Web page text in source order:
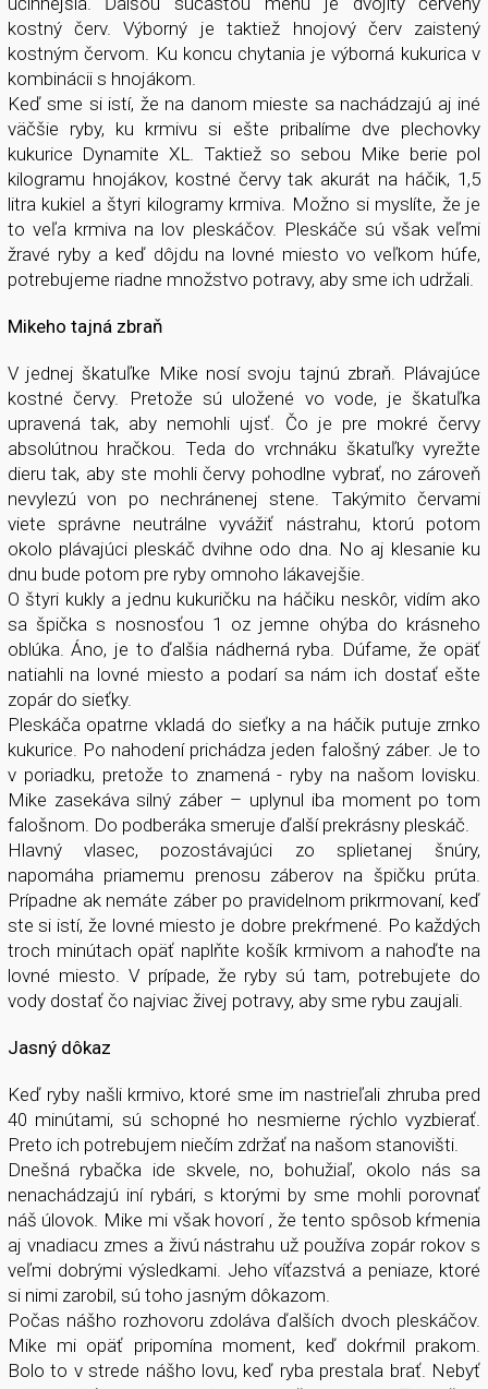
kostný červ. Výborný je taktiež hnojový červ zaistený
kostným červom. Ku koncu chytania je výborná kukurica v
kombinácii s hnojákom.
Keď sme si istí, že na danom mieste sa nachádzajú aj iné
väčšie ryby, ku krmivu si ešte pribalíme dve plechovky
kukurice Dynamite XL. Taktiež so sebou Mike berie pol
kilogramu hnojákov, kostné červy tak akurát na háčik, 1,5
litra kukiel a štyri kilogramy krmiva. Možno si myslíte, že je
to veľa krmiva na lov pleskáčov. Pleskáče sú však veľmi
žravé ryby a keď dôjdu na lovné miesto vo veľkom húfe,
potrebujeme riadne množstvo potravy, aby sme ich udržali.
Mikeho tajná zbraň
V jednej škatuľke Mike nosí svoju tajnú zbraň. Plávajúce
kostné červy. Pretože sú uložené vo vode, je škatuľka
upravená tak, aby nemohli ujsť. Čo je pre mokré červy
absolútnou hračkou. Teda do vrchnáku škatuľky vyrežte
dieru tak, aby ste mohli červy pohodlne vybrať, no zároveň
nevylezú von po nechránenej stene. Takýmito červami
viete správne neutrálne vyvážiť nástrahu, ktorú potom
okolo plávajúci pleskáč dvihne odo dna. No aj klesanie ku
dnu bude potom pre ryby omnoho lákavejšie.
O štyri kukly a jednu kukuričku na háčiku neskôr, vidím ako
sa špička s nosnosťou 1 oz jemne ohýba do krásneho
oblúka. Áno, je to ďalšia nádherná ryba. Dúfame, že opäť
natiahli na lovné miesto a podarí sa nám ich dostať ešte
zopár do sieťky.
Pleskáča opatrne vkladá do sieťky a na háčik putuje zrnko
kukurice. Po nahodení prichádza jeden falošný záber. Je to
v poriadku, pretože to znamená - ryby na našom lovisku.
Mike zasekáva silný záber – uplynul iba moment po tom
falošnom. Do podberáka smeruje ďalší prekrásny pleskáč.
Hlavný vlasec, pozostávajúci zo splietanej šnúry,
napomáha priamemu prenosu záberov na špičku prúta.
Prípadne ak nemáte záber po pravidelnom prikrmovaní, keď
ste si istí, že lovné miesto je dobre prekŕmené. Po každých
troch minútach opäť naplňte košík krmivom a nahoďte na
lovné miesto. V prípade, že ryby sú tam, potrebujete do
vody dostať čo najviac živej potravy, aby sme rybu zaujali.
Jasný dôkaz
Keď ryby našli krmivo, ktoré sme im nastrieľali zhruba pred
40 minútami, sú schopné ho nesmierne rýchlo vyzbierať.
Preto ich potrebujem niečím zdržať na našom stanovišti.
Dnešná rybačka ide skvele, no, bohužiaľ, okolo nás sa
nenachádzajú iní rybári, s ktorými by sme mohli porovnať
náš úlovok. Mike mi však hovorí , že tento spôsob kŕmenia
aj vnadiacu zmes a živú nástrahu už používa zopár rokov s
veľmi dobrými výsledkami. Jeho víťazstvá a peniaze, ktoré
si nimi zarobil, sú toho jasným dôkazom.
Počas nášho rozhovoru zdoláva ďalších dvoch pleskáčov.
Mike mi opäť pripomína moment, keď dokŕmil prakom.
Bolo to v strede nášho lovu, keď ryba prestala brať. Nebyť